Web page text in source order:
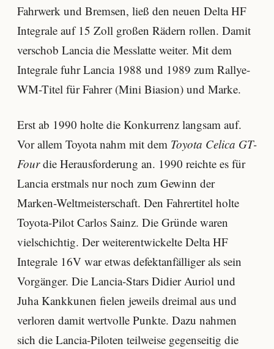
Fahrwerk und Bremsen, ließ den neuen Delta HF
Integrale auf 15 Zoll großen Rädern rollen. Damit
verschob Lancia die Messlatte weiter. Mit dem
Integrale fuhr Lancia 1988 und 1989 zum Rallye-
WM-Titel für Fahrer (Mini Biasion) und Marke.
Erst ab 1990 holte die Konkurrenz langsam auf.
Vor allem Toyota nahm mit dem Toyota Celica GT-
Fourdie Herausforderung an. 1990 reichte es für
Lancia erstmals nur noch zum Gewinn der
Marken-Weltmeisterschaft. Den Fahrertitel holte
Toyota-Pilot Carlos Sainz. Die Gründe waren
vielschichtig. Der weiterentwickelte Delta HF
Integrale 16V war etwas defektanfälliger als sein
Vorgänger. Die Lancia-Stars Didier Auriol und
Juha Kankkunen fielen jeweils dreimal aus und
verloren damit wertvolle Punkte. Dazu nahmen
sich die Lancia-Piloten teilweise gegenseitig die